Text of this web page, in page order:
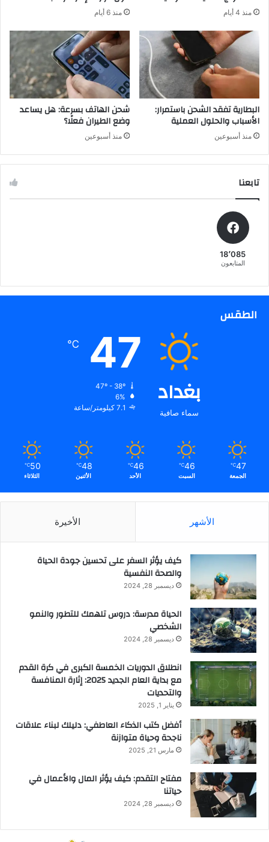
منذ 4 أيام منذ 6 أيام
البطارية تفقد الشحن باستمرار:
الأسباب والحلول العملية
منذ أسبوعين
شحن الهاتف بسرعة: هل يساعد
وضع الطيران فعلًا؟
منذ أسبوعين
تابعنا
18٬085
المتابعون
الطقس
بغداد
سماء صافية
47
℃
6%
7.1 كيلومتر/ساعة
47
℃
الجمعة
46
℃
السبت
46
℃
الأحد
48
℃
الأثنين
50
℃
الثلاثاء
الأشهر الأخيرة
كيف يؤثر السفر على تحسين جودة الحياة
والصحة النفسية
ديسمبر 28, 2024
الحياة مدرسة: دروس تلهمك للتطور والنمو
الشخصي
ديسمبر 28, 2024
انطلاق الدوريات الخمسة الكبرى في كرة القدم
مع بداية العام الجديد 2025: إثارة المنافسة
والتحديات
يناير 1, 2025
أفضل كتب الذكاء العاطفي: دليلك لبناء علاقات
ناجحة وحياة متوازنة
مارس 21, 2025
مفتاح التقدم: كيف يؤثر المال والأعمال في
حياتنا
ديسمبر 28, 2024